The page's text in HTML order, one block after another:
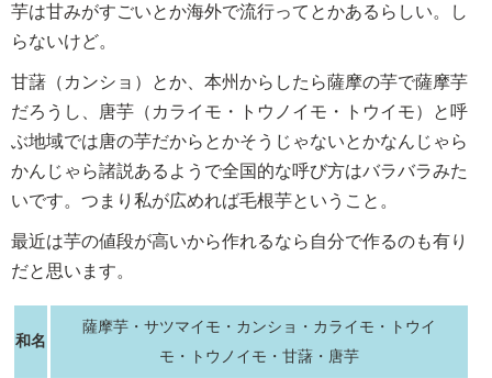
芋は甘みがすごいとか海外で流行ってとかあるらしい。し
らないけど。
甘藷（カンショ）とか、本州からしたら薩摩の芋で薩摩芋
だろうし、唐芋（カライモ・トウノイモ・トウイモ）と呼
ぶ地域では唐の芋だからとかそうじゃないとかなんじゃら
かんじゃら諸説あるようで全国的な呼び方はバラバラみた
いです。つまり私が広めれば毛根芋ということ。
最近は芋の値段が高いから作れるなら自分で作るのも有り
だと思います。
和名
薩摩芋・サツマイモ・カンショ・カライモ・トウイ
モ・トウノイモ・甘藷・唐芋